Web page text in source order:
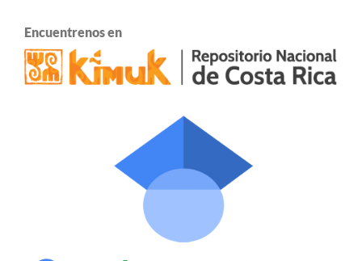
Encuentrenos en